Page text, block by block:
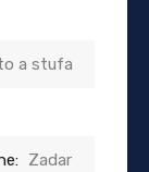
a stufa
Zadar